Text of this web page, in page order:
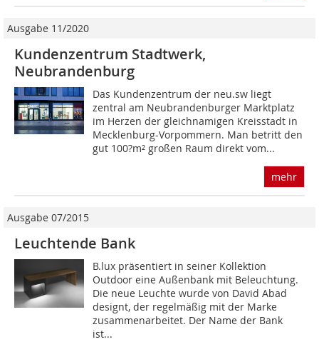
Ausgabe 11/2020
Kundenzentrum Stadtwerk,
Neubrandenburg
Das Kundenzentrum der neu.sw liegt
zentral am Neubrandenburger Marktplatz
im Herzen der gleichnamigen Kreisstadt in
Mecklenburg-Vorpommern. Man betritt den
gut 100?m² großen Raum direkt vom...
mehr
Ausgabe 07/2015
Leuchtende Bank
B.lux präsentiert in seiner Kollektion
Outdoor eine Außenbank mit Beleuchtung.
Die neue Leuchte wurde von David Abad
designt, der regelmäßig mit der Marke
zusammenarbeitet. Der Name der Bank
ist...